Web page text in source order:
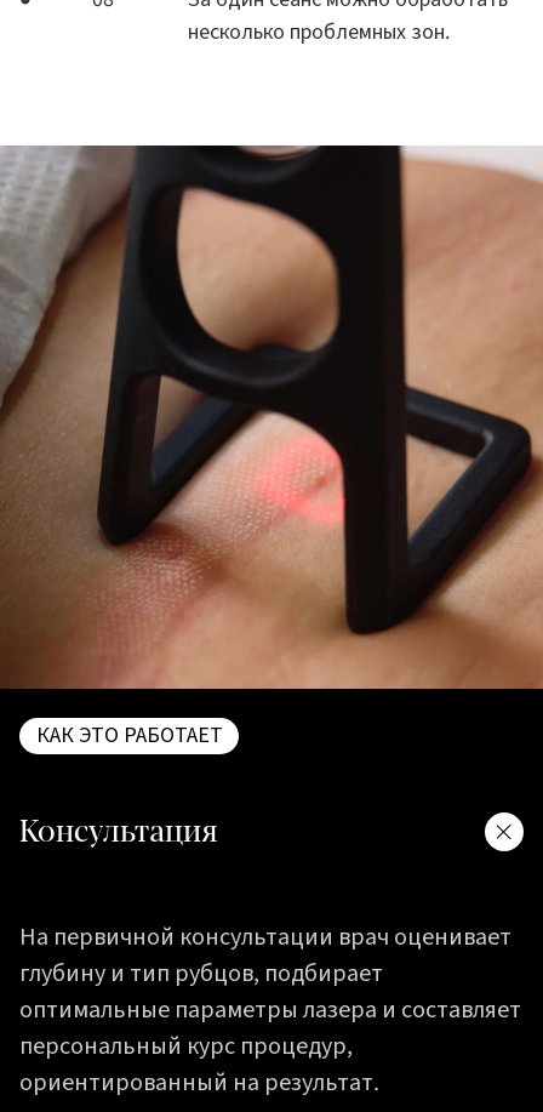
несколько проблемных зон.
КАК ЭТО РАБОТАЕТ
Консультация
На первичной консультации врач оценивает
глубину и тип рубцов, подбирает
оптимальные параметры лазера и составляет
персональный курс процедур,
ориентированный на результат.